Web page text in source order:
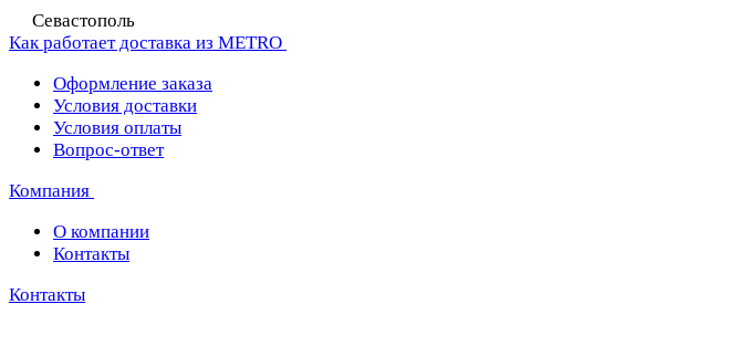
Севастополь
Как работает доставка из METRO
Оформление заказа
Условия доставки
Условия оплаты
Вопрос-ответ
Компания
О компании
Контакты
Контакты